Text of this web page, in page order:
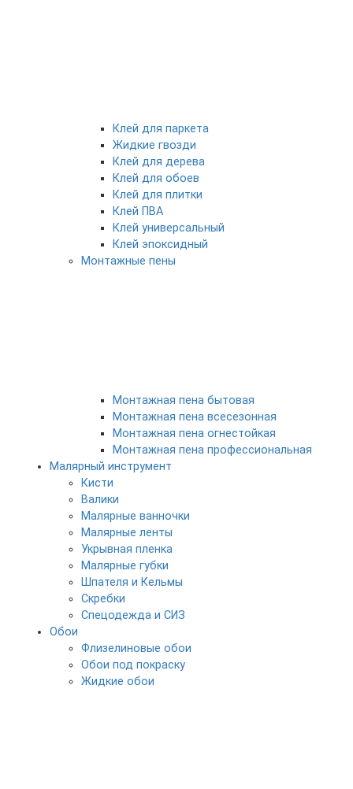
Клей для паркета
Жидкие гвозди
Клей для дерева
Клей для обоев
Клей для плитки
Клей ПВА
Клей универсальный
Клей эпоксидный
Монтажные пены
Монтажная пена бытовая
Монтажная пена всесезонная
Монтажная пена огнестойкая
Монтажная пена профессиональная
Малярный инструмент
Кисти
Валики
Малярные ванночки
Малярные ленты
Укрывная пленка
Малярные губки
Шпателя и Кельмы
Скребки
Спецодежда и СИЗ
Обои
Флизелиновые обои
Обои под покраску
Жидкие обои